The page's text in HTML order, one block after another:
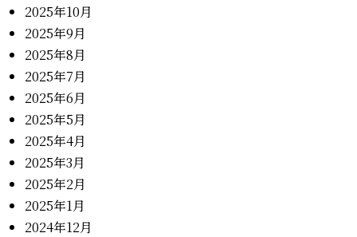
2025年10月
2025年9月
2025年8月
2025年7月
2025年6月
2025年5月
2025年4月
2025年3月
2025年2月
2025年1月
2024年12月